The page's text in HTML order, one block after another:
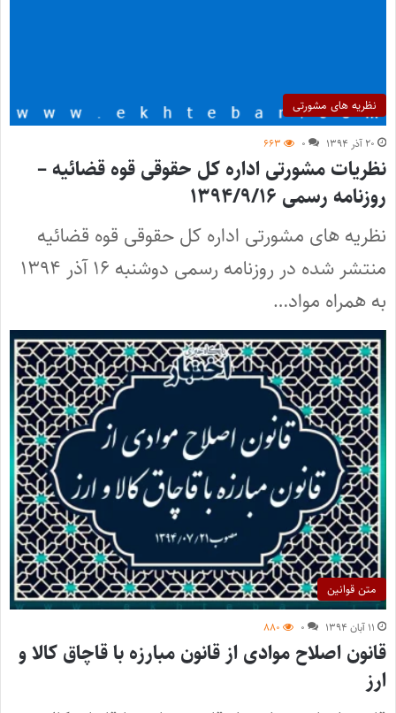
نظریه های مشورتی
۲۰ آذر ۱۳۹۴ ۰ ۶۶۳
نظریات مشورتی اداره کل حقوقی قوه قضائیه –
روزنامه رسمی ۱۳۹۴/۹/۱۶
نظریه های مشورتی اداره کل حقوقی قوه قضائیه
منتشر شده در روزنامه رسمی دوشنبه ۱۶ آذر ۱۳۹۴
به همراه مواد…
متن قوانین
۱۱ آبان ۱۳۹۴ ۰ ۸۸۰
قانون اصلاح موادی از قانون مبارزه با قاچاق کالا و
ارز